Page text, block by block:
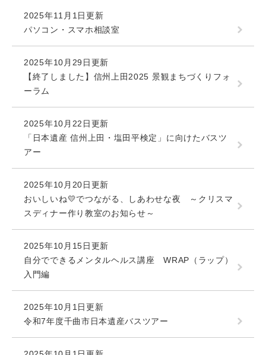
2025年11月1日更新
パソコン・スマホ相談室
2025年10月29日更新
【終了しました】信州上田2025 景観まちづくりフォ
ーラム
2025年10月22日更新
「日本遺産 信州上田・塩田平検定」に向けたバスツ
アー
2025年10月20日更新
おいしいね💛でつながる、しあわせな夜 ～クリスマ
スディナー作り教室のお知らせ～
2025年10月15日更新
自分でできるメンタルヘルス講座 WRAP（ラップ）
入門編
2025年10月1日更新
令和7年度千曲市日本遺産バスツアー